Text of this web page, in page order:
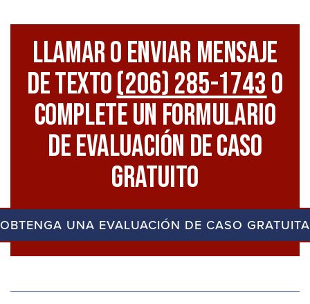
Llamar O Enviar Mensaje
De Texto(206) 285-1743O
Complete Un Formulario
De Evaluación De Caso
Gratuito
OBTENGA UNA EVALUACIÓN DE CASO GRATUITA